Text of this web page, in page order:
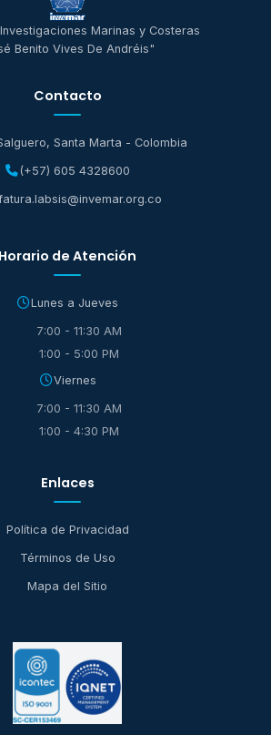
Marinas y Costeras
Benito Vives De Andréis"
Contacto
Santa Marta - Colombia
(+57) 605 4328600
Horario de Atención
Lunes a Jueves
7:00 - 11:30 AM
1:00 - 5:00 PM
Viernes
7:00 - 11:30 AM
1:00 - 4:30 PM
Enlaces
Política de Privacidad
Términos de Uso
Mapa del Sitio